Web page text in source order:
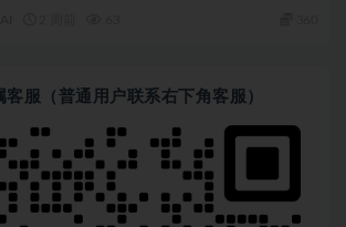
客服（普通用户联系右下角客服）